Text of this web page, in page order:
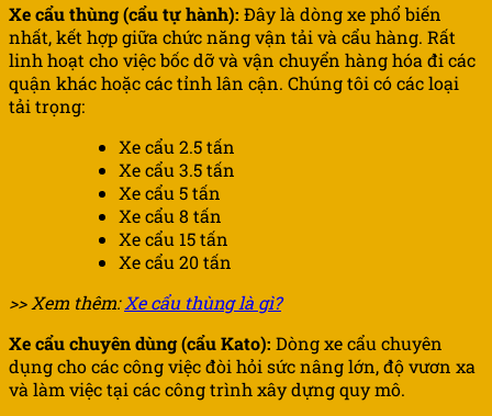
Xe cẩu thùng (cẩu tự hành): Đây là dòng xe phổ biến
nhất, kết hợp giữa chức năng vận tải và cẩu hàng. Rất
linh hoạt cho việc bốc dỡ và vận chuyển hàng hóa đi các
quận khác hoặc các tỉnh lân cận. Chúng tôi có các loại
tải trọng:
Xe cẩu 2.5 tấn
Xe cẩu 3.5 tấn
Xe cẩu 5 tấn
Xe cẩu 8 tấn
Xe cẩu 15 tấn
Xe cẩu 20 tấn
>> Xem thêm:Xe cẩu thùng là gì?
Xe cẩu chuyên dùng (cẩu Kato): Dòng xe cẩu chuyên
dụng cho các công việc đòi hỏi sức nâng lớn, độ vươn xa
và làm việc tại các công trình xây dựng quy mô.